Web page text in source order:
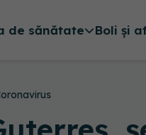
de sănătate Boli și